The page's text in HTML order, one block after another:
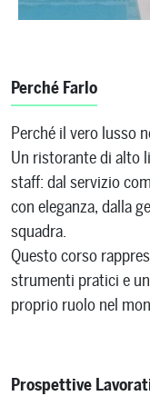
Perché Farlo
Perché il vero lusso
Un ristorante di alto
staff: dal servizio
con eleganza, dalla
squadra.
Questo corso
strumenti pratici e
proprio ruolo nel
Prospettive